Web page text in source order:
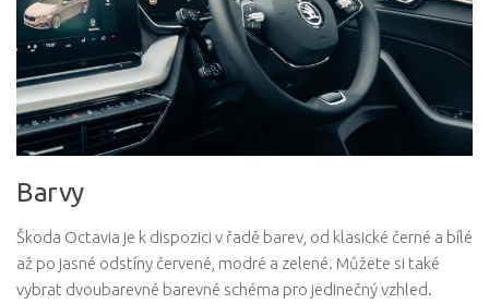
Barvy
Škoda Octavia je k dispozici v řadě barev, od klasické černé a bílé
až po jasné odstíny červené, modré a zelené. Můžete si také
vybrat dvoubarevné barevné schéma pro jedinečný vzhled.